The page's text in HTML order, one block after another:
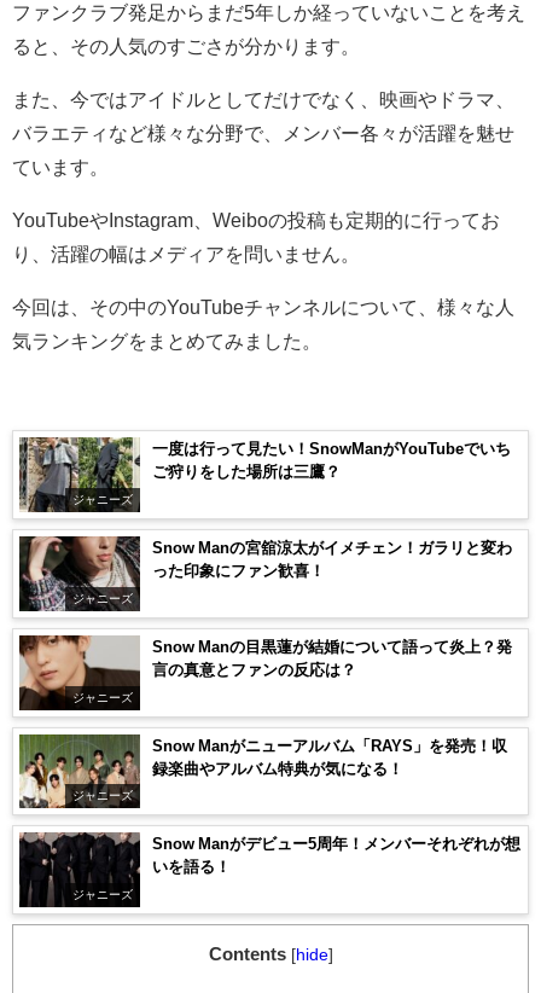
ファンクラブ発足からまだ5年しか経っていないことを考え
ると、その人気のすごさが分かります。
また、今ではアイドルとしてだけでなく、映画やドラマ、
バラエティなど様々な分野で、メンバー各々が活躍を魅せ
ています。
YouTubeやInstagram、Weiboの投稿も定期的に行ってお
り、活躍の幅はメディアを問いません。
今回は、その中のYouTubeチャンネルについて、様々な人
気ランキングをまとめてみました。
ジャニーズ
一度は行って見たい！SnowManがYouTubeでいち
ご狩りをした場所は三鷹？
ジャニーズ
Snow Manの宮舘涼太がイメチェン！ガラリと変わ
った印象にファン歓喜！
ジャニーズ
Snow Manの目黒蓮が結婚について語って炎上？発
言の真意とファンの反応は？
ジャニーズ
Snow Manがニューアルバム「RAYS」を発売！収
録楽曲やアルバム特典が気になる！
ジャニーズ
Snow Manがデビュー5周年！メンバーそれぞれが想
いを語る！
Contents [hide]